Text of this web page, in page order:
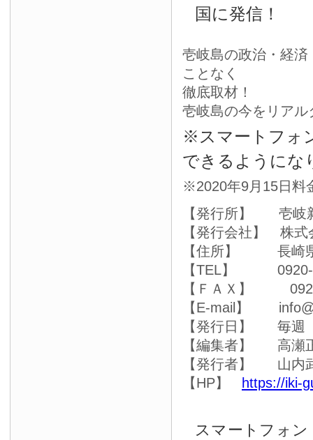
国に発信！
壱岐島の政治・経
ことなく
徹底取材！
壱岐島の今をリア
※スマートフォ
できるようにな
※2020年9月15日料
【発行所】 壱岐
【発行会社】 株式
【住所】 長崎県
【TEL】 0920-
【ＦＡＸ】
【E-mail】
【発行日】 毎週
【編集者】 高瀬
【発行者】 山内
【HP】 https://iki-
スマートフォ